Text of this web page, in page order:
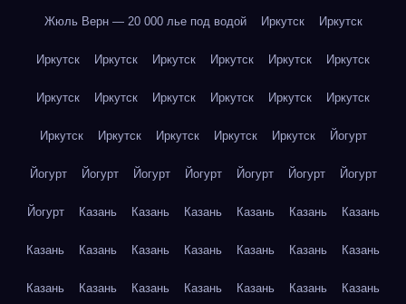
Жюль Верн — 20 000 лье под водой Иркутск Иркутск
Иркутск Иркутск Иркутск Иркутск Иркутск Иркутск
Иркутск Иркутск Иркутск Иркутск Иркутск Иркутск
Иркутск Иркутск Иркутск Иркутск Иркутск Йогурт
Йогурт Йогурт Йогурт Йогурт Йогурт Йогурт Йогурт
Йогурт Казань Казань Казань Казань Казань Казань
Казань Казань Казань Казань Казань Казань Казань
Казань Казань Казань Казань Казань Казань Казань